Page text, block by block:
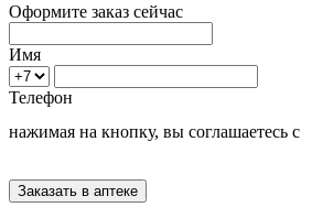
Оформите заказ сейчас
Имя
Телефон
нажимая на кнопку, вы соглашаетесь с